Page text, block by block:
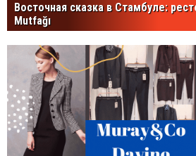
Восточная сказка в Стамбуле:
Mutfağı